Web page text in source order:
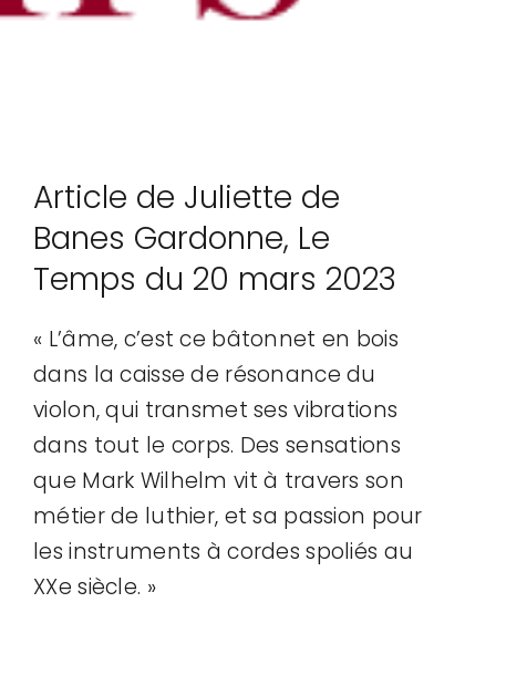
Article de Juliette de
Banes Gardonne, Le
Temps du 20 mars 2023
« L’âme, c’est ce bâtonnet en bois
dans la caisse de résonance du
violon, qui transmet ses vibrations
dans tout le corps. Des sensations
que Mark Wilhelm vit à travers son
métier de luthier, et sa passion pour
les instruments à cordes spoliés au
XXe siècle. »